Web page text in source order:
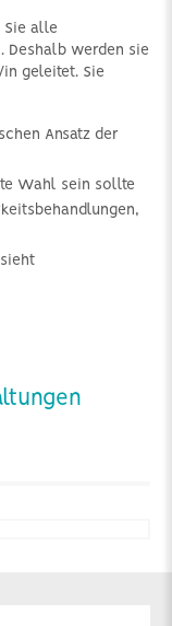
Sie alle
Deshalb werden sie
geleitet. Sie
Ansatz der
Wahl sein sollte